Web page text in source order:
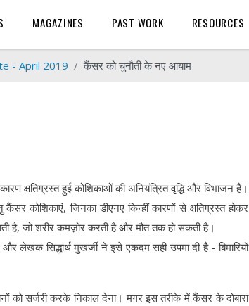
MAGAZINES PAST WORK RESOURCES
- April 2019 कैंसर को चुनौती के नए आयाम
क्षतिग्रस्त हुई कोशिकाओं की अनियंत्रित वृद्धि और विभाजन है।
कोशिकाएं, जिनका डीएनए किन्हीं कारणों से क्षतिग्रस्त होकर
है, जो शरीर कमज़ोर करती है और मौत तक हो सकती है।
लेखक सिद्धार्थ मुखर्जी ने इसे एकदम सही उपमा दी है - बिमारियों
को सर्जरी करके निकाल देना। मगर इस तरीके में कैंसर के दोबारा